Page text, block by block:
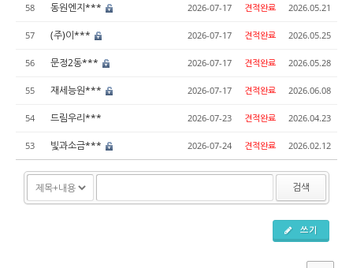
58 동원엔지*** 2026-07-17 견적완료 2026.05.21
57 (주)이*** 2026-07-17 견적완료 2026.05.25
56 문정2동*** 2026-07-17 견적완료 2026.05.28
55 재세능원*** 2026-07-17 견적완료 2026.06.08
54 드림우리*** 2026-07-23 견적완료 2026.04.23
53 빛과소금*** 2026-07-24 견적완료 2026.02.12
검색
쓰기